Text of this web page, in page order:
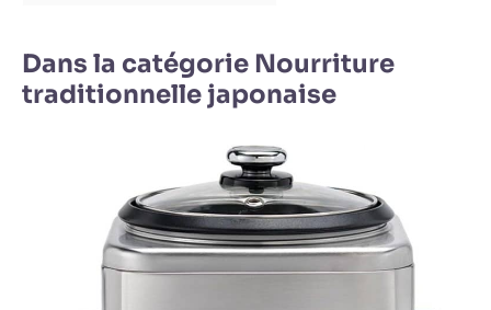
Dans la catégorie Nourriture
traditionnelle japonaise